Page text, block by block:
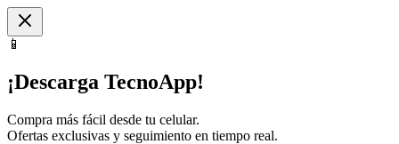
📱
¡Descarga TecnoApp!
Compra más fácil desde tu celular.
Ofertas exclusivas y seguimiento en tiempo real.